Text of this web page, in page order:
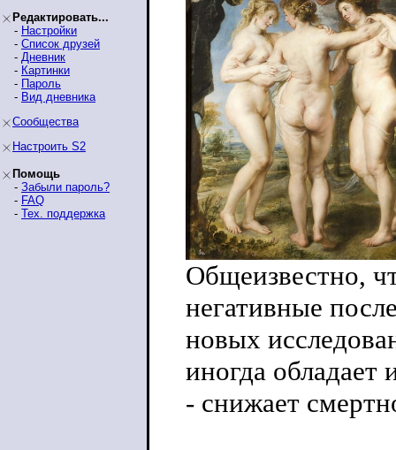
Редактировать...
- Настройки
- Список друзей
- Дневник
- Картинки
- Пароль
- Вид дневника
Сообщества
Настроить S2
Помощь
- Забыли пароль?
- FAQ
- Тех. поддержка
Общеизвестно,
негативные
новых
иногда
- снижает